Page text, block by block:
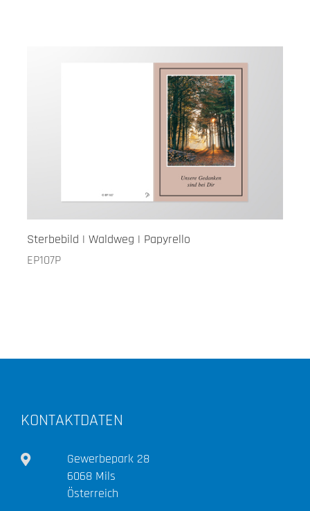
Sterbebild | Waldweg | Papyrello
EP107P
KONTAKTDATEN
Gewerbepark 28
6068 Mils
Österreich